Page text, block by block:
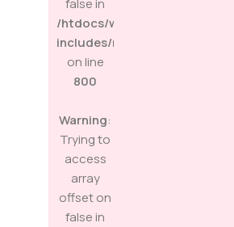
false in
/htdocs/wp-
includes/media.php
on line
800
Warning:
Trying to
access
array
offset on
false in